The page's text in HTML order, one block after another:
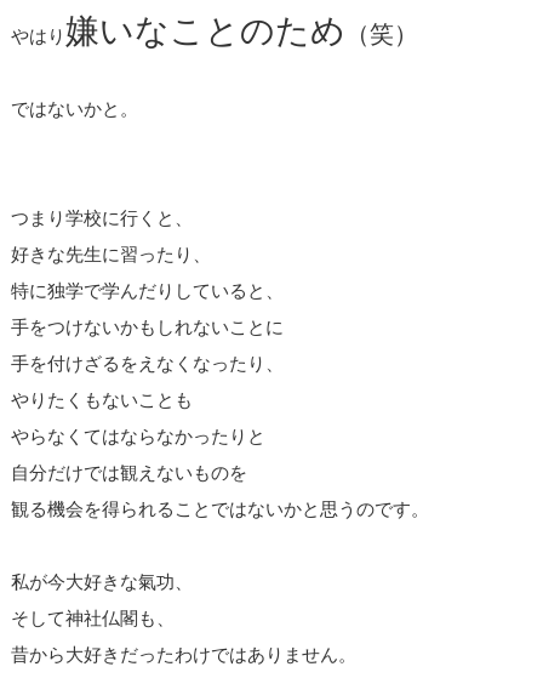
やはり嫌いなことのため （笑）
ではないかと。
つまり学校に行くと、
好きな先生に習ったり、
特に独学で学んだりしていると、
手をつけないかもしれないことに
手を付けざるをえなくなったり、
やりたくもないことも
やらなくてはならなかったりと
自分だけでは観えないものを
観る機会を得られることではないかと思うのです。
私が今大好きな氣功、
そして神社仏閣も、
昔から大好きだったわけではありません。